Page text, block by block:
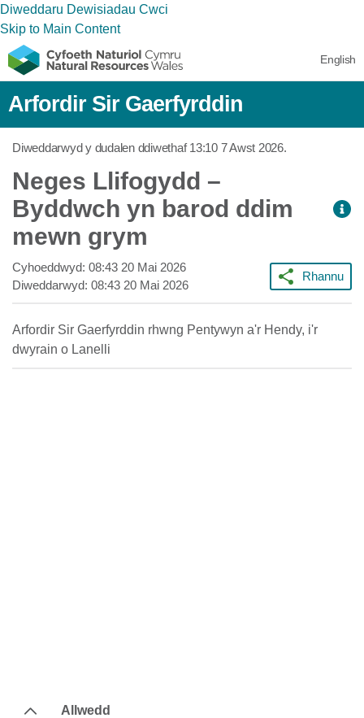
Diweddaru Dewisiadau Cwci
Skip to Main Content
English
Arfordir Sir Gaerfyrddin
Diweddarwyd y dudalen ddiwethaf13:10 7 Awst 2026.
Neges Llifogydd –
Byddwch yn barod ddim
mewn grym
Cyhoeddwyd: 08:43 20 Mai 2026
Diweddarwyd: 08:43 20 Mai 2026
Rhannu
Arfordir Sir Gaerfyrddin rhwng Pentywyn a'r Hendy, i'r
dwyrain o Lanelli
Allwedd